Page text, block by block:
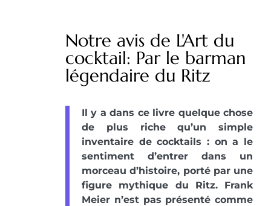
Notre avis de L'Art du
cocktail: Par le barman
légendaire du Ritz
Il y a dans ce livre quelque chose
de plus riche qu’un simple
inventaire de cocktails : on a le
sentiment d’entrer dans un
morceau d’histoire, porté par une
figure mythique du Ritz. Frank
Meier n’est pas présenté comme